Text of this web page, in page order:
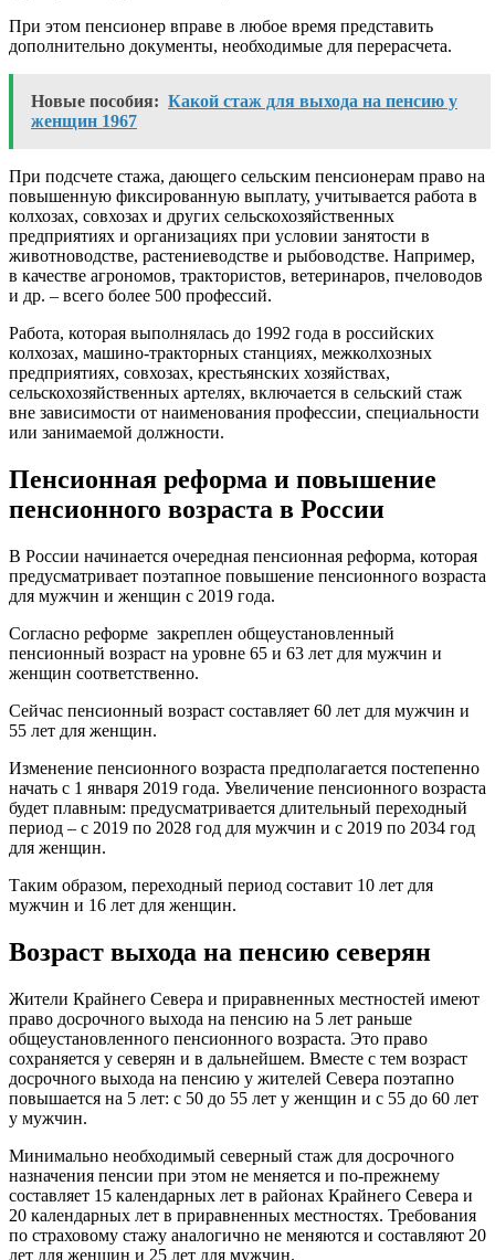
При этом пенсионер вправе в любое время представить
дополнительно документы, необходимые для перерасчета.
Новые пособия: Какой стаж для выхода на пенсию у
женщин 1967
При подсчете стажа, дающего сельским пенсионерам право на
повышенную фиксированную выплату, учитывается работа в
колхозах, совхозах и других сельскохозяйственных
предприятиях и организациях при условии занятости в
животноводстве, растениеводстве и рыбоводстве. Например,
в качестве агрономов, трактористов, ветеринаров, пчеловодов
и др. – всего более 500 профессий.
Работа, которая выполнялась до 1992 года в российских
колхозах, машино-тракторных станциях, межколхозных
предприятиях, совхозах, крестьянских хозяйствах,
сельскохозяйственных артелях, включается в сельский стаж
вне зависимости от наименования профессии, специальности
или занимаемой должности.
Пенсионная реформа и повышение
пенсионного возраста в России
В России начинается очередная пенсионная реформа, которая
предусматривает поэтапное повышение пенсионного возраста
для мужчин и женщин с 2019 года.
Согласно реформе закреплен общеустановленный
пенсионный возраст на уровне 65 и 63 лет для мужчин и
женщин соответственно.
Сейчас пенсионный возраст составляет 60 лет для мужчин и
55 лет для женщин.
Изменение пенсионного возраста предполагается постепенно
начать с 1 января 2019 года. Увеличение пенсионного возраста
будет плавным: предусматривается длительный переходный
период – с 2019 по 2028 год для мужчин и с 2019 по 2034 год
для женщин.
Таким образом, переходный период составит 10 лет для
мужчин и 16 лет для женщин.
Возраст выхода на пенсию северян
Жители Крайнего Севера и приравненных местностей имеют
право досрочного выхода на пенсию на 5 лет раньше
общеустановленного пенсионного возраста. Это право
сохраняется у северян и в дальнейшем. Вместе с тем возраст
досрочного выхода на пенсию у жителей Севера поэтапно
повышается на 5 лет: с 50 до 55 лет у женщин и с 55 до 60 лет
у мужчин.
Минимально необходимый северный стаж для досрочного
назначения пенсии при этом не меняется и по-прежнему
составляет 15 календарных лет в районах Крайнего Севера и
20 календарных лет в приравненных местностях. Требования
по страховому стажу аналогично не меняются и составляют 20
лет для женщин и 25 лет для мужчин.